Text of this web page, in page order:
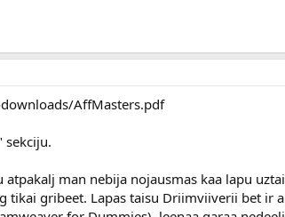
AffMasters.pdf
sekciju.
man nebija nojausmas kaa lapu
tikai gribeet. Lapas taisu Driimviiverii bet ir